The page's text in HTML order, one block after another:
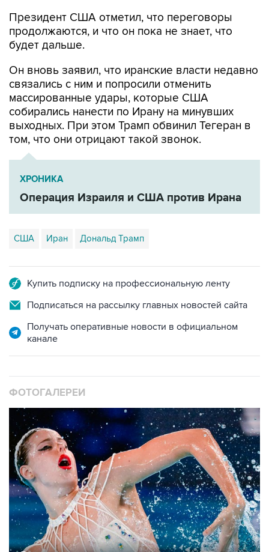
Президент США отметил, что переговоры
продолжаются, и что он пока не знает, что
будет дальше.
Он вновь заявил, что иранские власти недавно
связались с ним и попросили отменить
массированные удары, которые США
собирались нанести по Ирану на минувших
выходных. При этом Трамп обвинил Тегеран в
том, что они отрицают такой звонок.
ХРОНИКА
Операция Израиля и США против Ирана
США Иран Дональд Трамп
Купить подписку на профессиональную ленту
Подписаться на рассылку главных новостей сайта
Получать оперативные новости в официальном
канале
ФОТОГАЛЕРЕИ